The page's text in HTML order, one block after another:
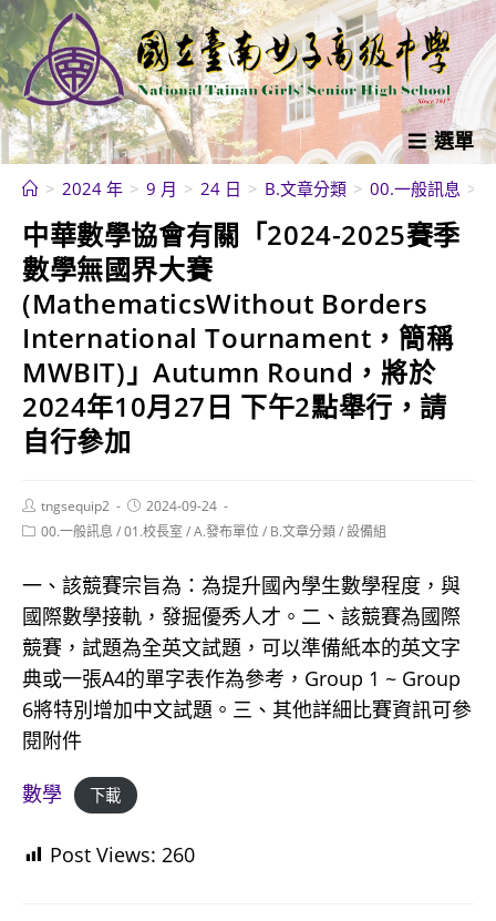
跳
轉
至
主
要
內
選單
> 2024 年 > 9 月 > 24 日 > B.文章分類 > 00.一般訊息 >
中華數學協會有關「2024-2025賽季
數學無國界大賽
(MathematicsWithout Borders
International Tournament，簡稱
MWBIT)」Autumn Round，將於
2024年10月27日 下午2點舉行，請
自行參加
Post
author:
tngsequip2
Post
published:
2024-09-24
Post00.一般訊息 /01.校長室 /A.發布單位/ B.文章分類/設備組
一、該競賽宗旨為：為提升國內學生數學程度，與
國際數學接軌，發掘優秀人才。二、該競賽為國際
競賽，試題為全英文試題，可以準備紙本的英文字
典或一張A4的單字表作為參考，Group 1 ~ Group
6將特別增加中文試題。三、其他詳細比賽資訊可參
閱附件
數學
下載
Post Views: 260